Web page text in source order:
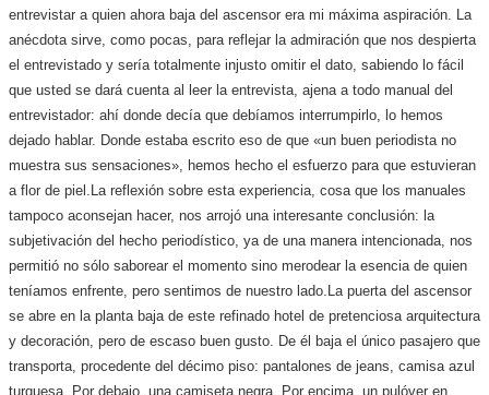
entrevistar a quien ahora baja del ascensor era mi máxima aspiración. La
anécdota sirve, como pocas, para reflejar la admiración que nos despierta
el entrevistado y sería totalmente injusto omitir el dato, sabiendo lo fácil
que usted se dará cuenta al leer la entrevista, ajena a todo manual del
entrevistador: ahí donde decía que debíamos interrumpirlo, lo hemos
dejado hablar. Donde estabaescrito eso de que «un buen periodista no
muestra sus sensaciones», hemos hecho el esfuerzo para que estuvieran
a flor de piel. La reflexión sobre esta experiencia, cosa que los manuales
tampoco aconsejan hacer, nos arrojó una interesante conclusión: la
subjetivación del hecho periodístico, ya de una manera intencionada, nos
permitió no sólo saborear el momento sino merodear la esencia de quien
teníamos enfrente, pero sentimos de nuestro lado. La puerta del ascensor
se abre en la planta baja de este refinado hotel de pretenciosa arquitectura
y decoración, pero de escaso buen gusto. De él baja el único pasajero que
transporta, procedente del décimo piso: pantalones de jeans, camisa azul
turquesa. Por debajo, una camiseta negra. Por encima, un pulóver en